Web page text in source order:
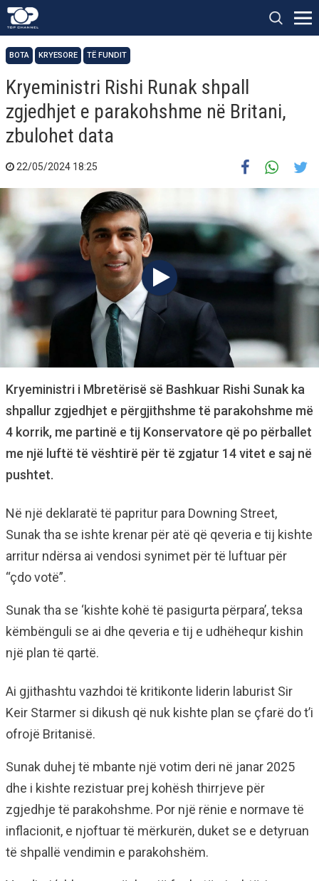
BOTA KRYESORE TË FUNDIT
Kryeministri Rishi Runak shpall
zgjedhjet e parakohshme në Britani,
zbulohet data
22/05/2024 18:25
Kryeministri i Mbretërisë së Bashkuar Rishi Sunak ka
shpallur zgjedhjet e përgjithshme të parakohshme më
4 korrik, me partinë e tij Konservatore që po përballet
me një luftë të vështirë për të zgjatur 14 vitet e saj në
pushtet.
Në një deklaratë të papritur para Downing Street,
Sunak tha se ishte krenar për atë që qeveria e tij kishte
arritur ndërsa ai vendosi synimet për të luftuar për
“çdo votë”.
Sunak tha se ‘kishte kohë të pasigurta përpara’, teksa
këmbënguli se ai dhe qeveria e tij e udhëhequr kishin
një plan të qartë.
Ai gjithashtu vazhdoi të kritikonte liderin laburist Sir
Keir Starmer si dikush që nuk kishte plan se çfarë do t’i
ofrojë Britanisë.
Sunak duhej të mbante një votim deri në janar 2025
dhe i kishte rezistuar prej kohësh thirrjeve për
zgjedhje të parakohshme. Por një rënie e normave të
inflacionit, e njoftuar të mërkurën, duket se e detyruan
të shpallë vendimin e parakohshëm.